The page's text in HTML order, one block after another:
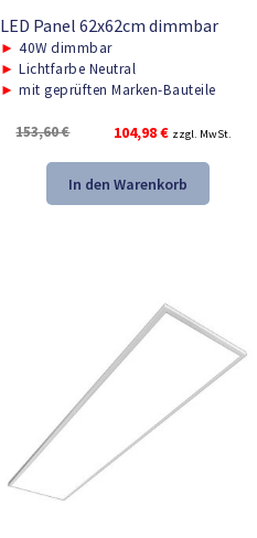
LED Panel 62x62cm dimmbar
► 40W dimmbar
► Lichtfarbe Neutral
► mit geprüften Marken-Bauteile
153,60€
Ursprünglicher
war:
153,60 €
104,98€Aktueller
ist:
104,98 €.
zzgl. MwSt.
In den Warenkorb